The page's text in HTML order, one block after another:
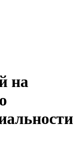
на